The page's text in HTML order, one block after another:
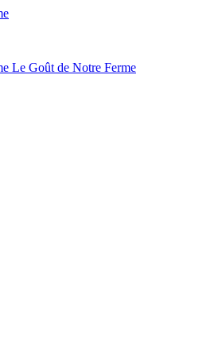
Le Goût de Notre Ferme